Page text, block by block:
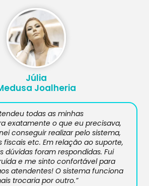
Júlia
Joalheria
todas as minhas
exatamente o que eu precisava,
conseguir realizar pelo sistema,
fiscais etc. Em relação ao suporte,
dúvidas foram respondidas. Fui
e me sinto confortável para
atendentes! O sistema funciona
trocaria por outro.”